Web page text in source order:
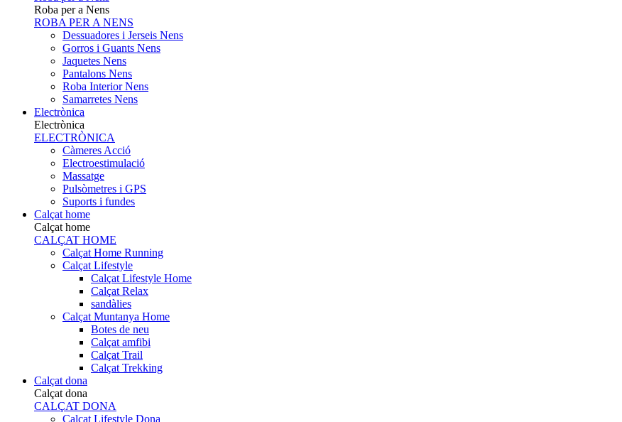
Roba per a Nens
ROBA PER A NENS
Dessuadores i Jerseis Nens
Gorros i Guants Nens
Jaquetes Nens
Pantalons Nens
Roba Interior Nens
Samarretes Nens
Electrònica
Electrònica
ELECTRÒNICA
Càmeres Acció
Electroestimulació
Massatge
Pulsòmetres i GPS
Suports i fundes
Calçat home
Calçat home
CALÇAT HOME
Calçat Home Running
Calçat Lifestyle
Calçat Lifestyle Home
Calçat Relax
sandàlies
Calçat Muntanya Home
Botes de neu
Calçat amfibi
Calçat Trail
Calçat Trekking
Calçat dona
Calçat dona
CALÇAT DONA
Calçat Lifestyle Dona